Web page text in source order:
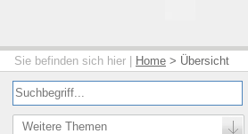
Sie befinden sich hier | Home > Übersicht
Weitere Themen